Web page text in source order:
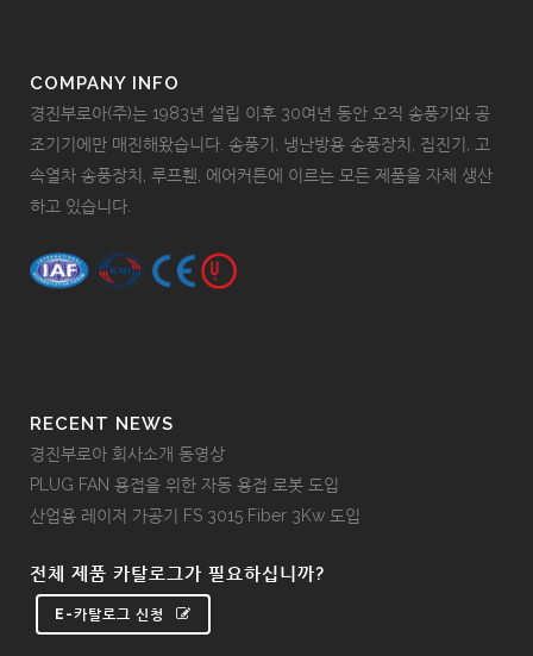
COMPANY INFO
경진부로아(주)는 1983년 설립 이후 30여년 동안 오직 송풍기와 공
조기기에만 매진해왔습니다. 송풍기, 냉난방용 송풍장치, 집진기, 고
속열차 송풍장치, 루프휀, 에어커튼에 이르는 모든 제품을 자체 생산
하고 있습니다.
RECENT NEWS
경진부로아 회사소개 동영상
PLUG FAN 용접을 위한 자동 용접 로봇 도입
산업용 레이저 가공기 FS 3015 Fiber 3Kw 도입
전체 제품 카탈로그가 필요하십니까?
E-카탈로그 신청